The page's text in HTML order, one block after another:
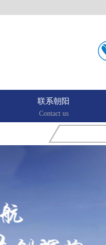
联系朝阳
Contact us